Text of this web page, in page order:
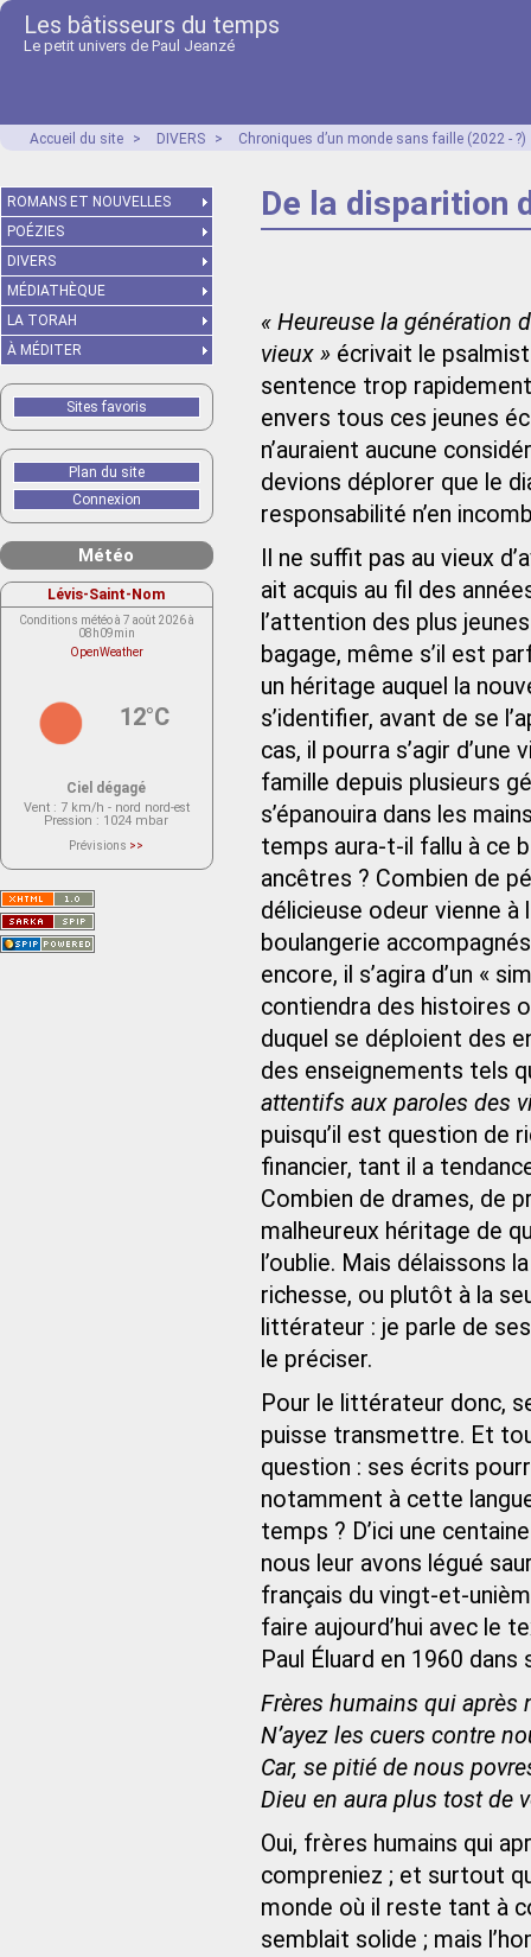
Les bâtisseurs du temps
Le petit univers de Paul Jeanzé
Accueil du site > DIVERS > Chroniques d’un monde sans faille (2022 - ?)
De la disparition
« Heureuse la génération
vieux » écrivait le
sentence trop
envers tous ces jeunes
n’auraient aucune
devions déplorer que le
responsabilité n’en
Il ne suffit pas au vieux
ait acquis au fil des
l’attention des plus
bagage, même s’il est
un héritage auquel la
s’identifier, avant de se
cas, il pourra s’agir
famille depuis plusieurs
s’épanouira dans les
temps aura-t-il fallu à ce
ancêtres ? Combien de
délicieuse odeur vienne
boulangerie
encore, il s’agira d’un «
contiendra des histoires
duquel se déploient des
des enseignements tels
attentifs aux paroles des
puisqu’il est question de
financier, tant il a
Combien de drames, de
malheureux héritage de
l’oublie. Mais délaissons
richesse, ou plutôt à la
littérateur : je parle de
le préciser.
Pour le littérateur donc,
puisse transmettre. Et
question : ses écrits
notamment à cette
temps ? D’ici une
nous leur avons légué
français du vingt-et-
faire aujourd’hui avec le
Paul Éluard en 1960 dans
Frères humains qui après
N’ayez les cuers contre
Car, se pitié de nous
Dieu en aura plus tost de
Oui, frères humains qui
compreniez ; et surtout
monde où il reste tant à
semblait solide ; mais
ROMANS ET NOUVELLES
POÉZIES
DIVERS
MÉDIATHÈQUE
LA TORAH
À MÉDITER
Sites favoris
Plan du site
Connexion
Météo
Lévis-Saint-Nom
Conditions météo à 7 août 2026 à
08h09min
OpenWeather
12°C
Ciel dégagé
Vent : 7 km/h - nord nord-est
Pression : 1024 mbar
Prévisions >>
actuellement aucune prévision
Saint-Nom.
Veuillez consulter le message du
service ci-dessous.
(401 - Invalid API key. Please see
https://openweathermap.org/faq#error401